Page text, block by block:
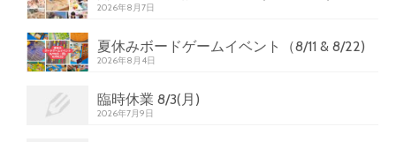
2026年8月7日
夏休みボードゲームイベント（8/11 & 8/22)
2026年8月4日
臨時休業 8/3(月)
2026年7月9日